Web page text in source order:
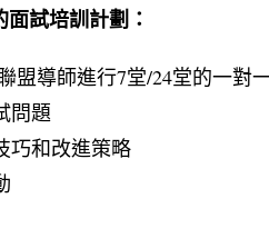
試培訓計劃：
導師進行7堂/24堂的一對
問題
巧和改進策略